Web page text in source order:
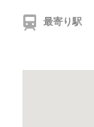
最寄り駅